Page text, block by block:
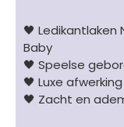
🖤 Ledikantlaken
Baby
🖤 Speelse
🖤 Luxe
🖤 Zacht en